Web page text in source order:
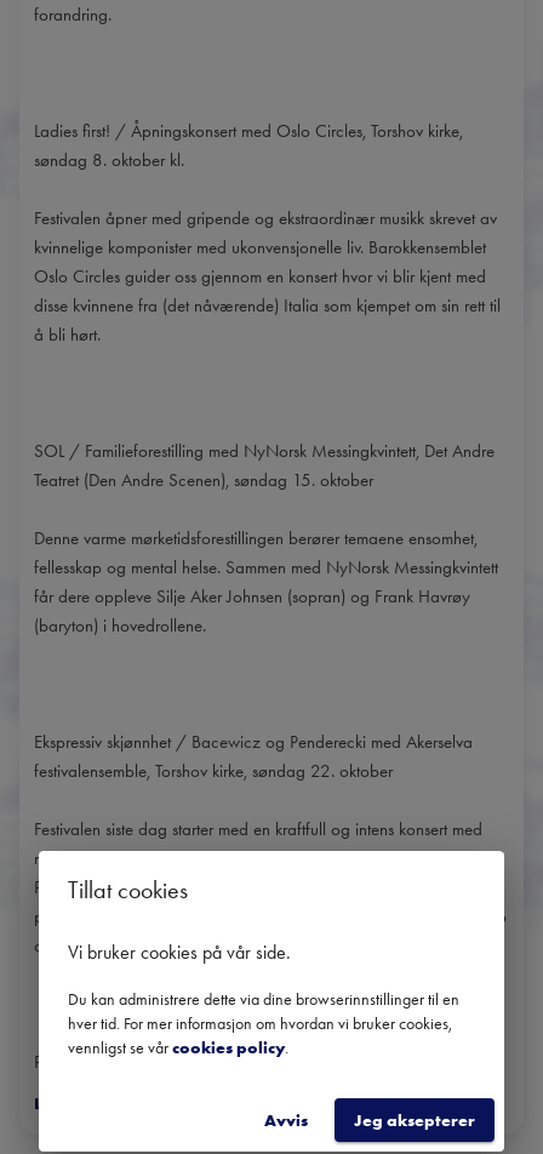
forandring.
Ladies first! / Åpningskonsert med Oslo Circles, Torshov kirke,
søndag 8. oktober kl.
Festivalen åpner med gripende og ekstraordinær musikk skrevet av
kvinnelige komponister med ukonvensjonelle liv. Barokkensemblet
Oslo Circles guider oss gjennom en konsert hvor vi blir kjent med
disse kvinnene fra (det nåværende) Italia som kjempet om sin rett til
å bli hørt.
SOL / Familieforestilling med NyNorsk Messingkvintett, Det Andre
Teatret (Den Andre Scenen), søndag 15. oktober
Denne varme mørketidsforestillingen berører temaene ensomhet,
fellesskap og mental helse. Sammen med NyNorsk Messingkvintett
får dere oppleve Silje Aker Johnsen (sopran) og Frank Havrøy
(baryton) i hovedrollene.
Ekspressiv skjønnhet / Bacewicz og Penderecki med Akerselva
festivalensemble, Torshov kirke, søndag 22. oktober
Festivalen siste dag starter med en kraftfull og intens konsert med
musikk av de to polske gigantene Grażyna Bacewicz og Krzysztof
Penderecki. Vi får høre to av deres mest elskede verker: Bacewicz
pianokvintett nr. 1 og Penderecki sekstett for klarinett, horn, stryketrio
og piano.
På jorda / Avslutningskonsert med Det norske damekor, Torshov...
Les mer
Tillat cookies
Vi bruker cookies på vår side.
Du kan administrere dette via dine browserinnstillinger til en
hver tid. For mer informasjon om hvordan vi bruker cookies,
vennligst se vårcookies policy.
Avvis Jeg aksepterer